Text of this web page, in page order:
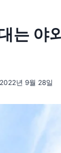
는 야
2022년 9월 28일